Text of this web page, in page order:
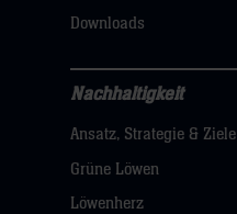
klicken
hier
Downloads
Nachhaltigkeit
Navigation
öffnen,
dann
Nachhaltigkeit
Ansatz, Strategie & Ziele
Grüne Löwen
Löwenherz